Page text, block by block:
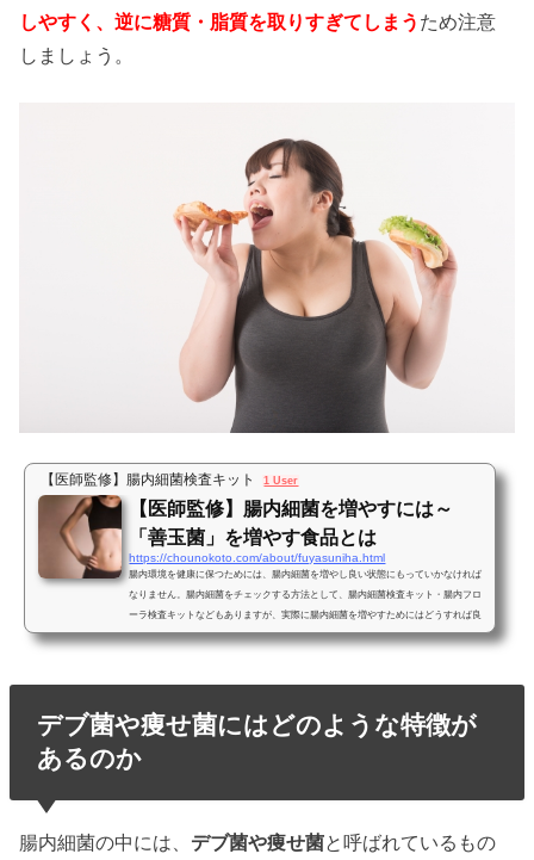
しやすく、逆に糖質・脂質を取りすぎてしまう ため注意
しましょう。
【医師監修】腸内細菌検査キット 1 User
【医師監修】腸内細菌を増やすには～
「善玉菌」を増やす食品とは
https://chounokoto.com/about/fuyasuniha.html
腸内環境を健康に保つためには、腸内細菌を増やし良い状態にもっていかなければ
なりません。腸内細菌をチェックする方法として、腸内細菌検査キット・腸内フロ
ーラ検査キットなどもありますが、実際に腸内細菌を増やすためにはどうすれば良
いのでしょう？腸内細菌を増やすにはどうしたらいいのか、についてご紹介してい
デブ菌や痩せ菌にはどのような特徴が
あるのか
腸内細菌の中には、 デブ菌や痩せ菌と呼ばれているもの